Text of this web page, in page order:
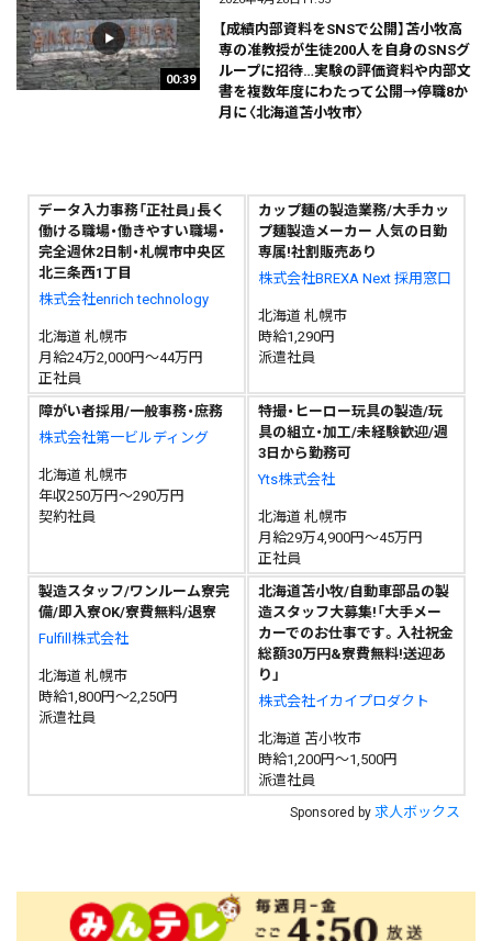
00:39
【成績内部資料をSNSで公開】苫小牧高
専の准教授が生徒200人を自身のSNSグ
ループに招待…実験の評価資料や内部文
書を複数年度にわたって公開→停職8か
月に〈北海道苫小牧市〉
データ入力事務「正社員」長く
働ける職場・働きやすい職場・
完全週休2日制・札幌市中央区
北三条西1丁目
株式会社enrich technology
北海道 札幌市
月給24万2,000円～44万円
正社員
カップ麺の製造業務/大手カッ
プ麺製造メーカー 人気の日勤
専属!社割販売あり
株式会社BREXA Next 採用窓口
北海道 札幌市
時給1,290円
派遣社員
障がい者採用/一般事務・庶務
株式会社第一ビルディング
北海道 札幌市
年収250万円～290万円
契約社員
特撮・ヒーロー玩具の製造/玩
具の組立・加工/未経験歓迎/週
3日から勤務可
Yts株式会社
北海道 札幌市
月給29万4,900円～45万円
正社員
製造スタッフ/ワンルーム寮完
備/即入寮OK/寮費無料/退寮
Fulfill株式会社
北海道 札幌市
時給1,800円～2,250円
派遣社員
北海道苫小牧/自動車部品の製
造スタッフ大募集!「大手メー
カーでのお仕事です。入社祝金
総額30万円&寮費無料!送迎あ
り」
株式会社イカイプロダクト
北海道 苫小牧市
時給1,200円～1,500円
派遣社員
Sponsored by 求人ボックス